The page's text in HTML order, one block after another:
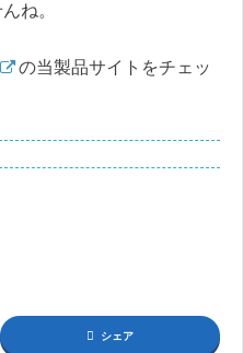
ね。
の当製品サイトをチェッ
シェア